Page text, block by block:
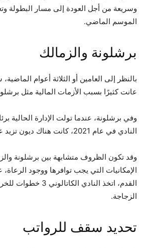
وسريعة من أجل العودة إلى مسار البطولة
الموسم الماضي.
برشلونة والزمالك
بالنظر إلى العامين أو الثلاثة أعوام
عانت كثيرًا بسبب الأزمات المالية مثل
وفي برشلونة، عندما تولت الإدارة الحالية
النادي في عام 2021، كانت هناك ديون تزيد على مليار يورو.
وقد تكون الظروف متشابهة بين برشلونة
الإمكانيات التي يجب توافرها ووجود
القدم، اتخذ النادي
الزجاجة.
تحديد سقف للرواتب